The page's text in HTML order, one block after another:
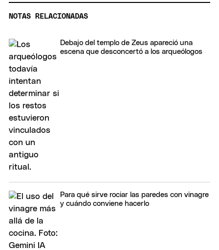
NOTAS RELACIONADAS
Debajo del templo de Zeus apareció una
escena que desconcertó a los arqueólogos
Para qué sirve rociar las paredes con vinagre
y cuándo conviene hacerlo